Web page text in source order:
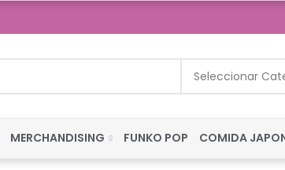
Seleccionar
MERCHANDISING FUNKO POP COMIDA